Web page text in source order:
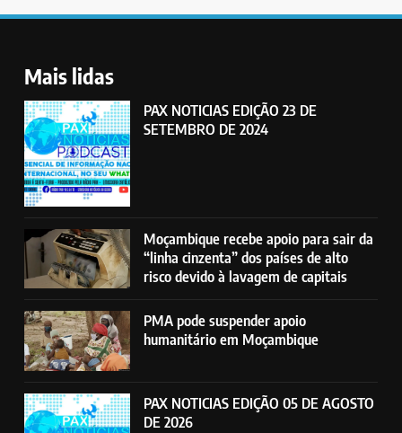
Mais lidas
PAX NOTICIAS EDIÇÃO 23 DE
SETEMBRO DE 2024
Moçambique recebe apoio para sair da
“linha cinzenta” dos países de alto
risco devido à lavagem de capitais
PMA pode suspender apoio
humanitário em Moçambique
PAX NOTICIAS EDIÇÃO 05 DE AGOSTO
DE 2026